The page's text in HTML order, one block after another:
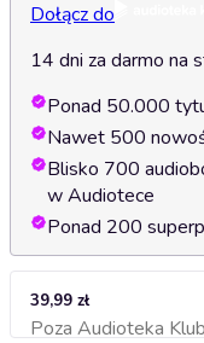
Dołącz do
14 dni za darmo na
Ponad 50.000
Nawet 500
Blisko 700
w Audiotece
Ponad 200
39,99 zł
Poza Audioteka Klub